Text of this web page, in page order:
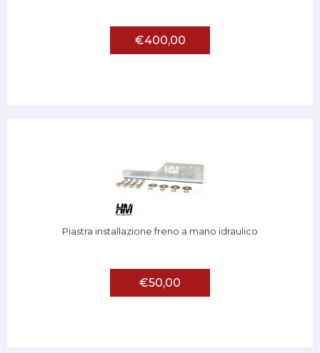
€400,00
Piastra installazione freno a mano idraulico
€50,00